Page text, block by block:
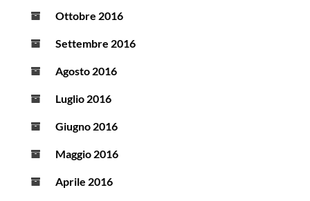
Ottobre 2016
Settembre 2016
Agosto 2016
Luglio 2016
Giugno 2016
Maggio 2016
Aprile 2016